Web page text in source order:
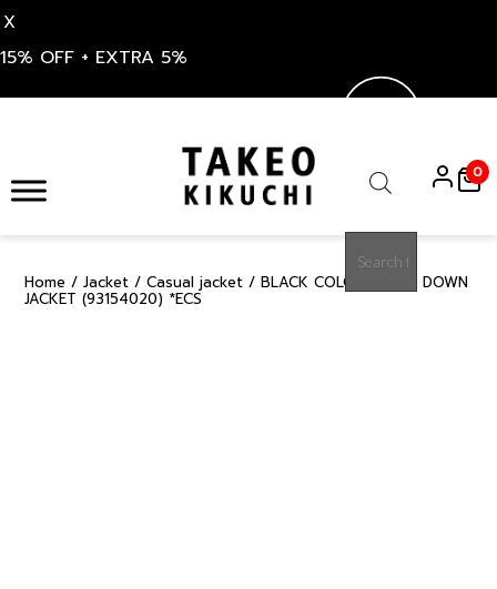
X
15% OFF + EXTRA 5%
content
search
0
Home / Jacket / Casual jacket / BLACK COLOR COMBI DOWN
JACKET (93154020) *ECS
30%